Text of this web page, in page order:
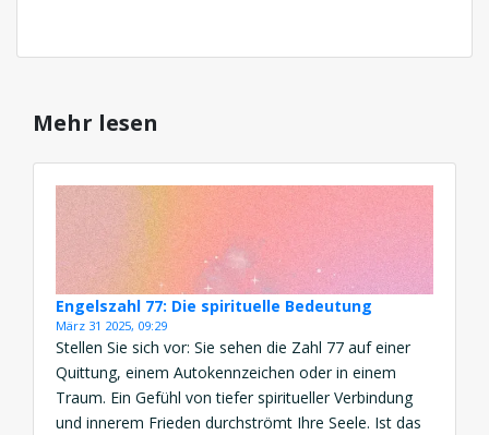
Mehr lesen
Engelszahl 77: Die spirituelle Bedeutung
März 31 2025, 09:29
Stellen Sie sich vor: Sie sehen die Zahl 77 auf einer
Quittung, einem Autokennzeichen oder in einem
Traum. Ein Gefühl von tiefer spiritueller Verbindung
und innerem Frieden durchströmt Ihre Seele. Ist das